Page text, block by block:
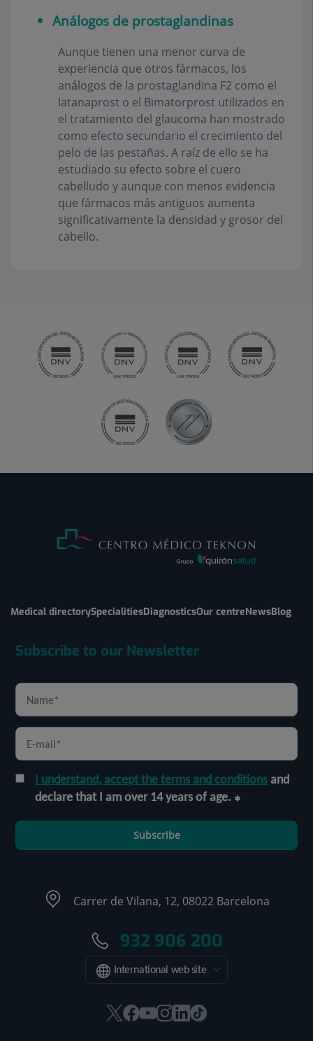
Análogos de prostaglandinas
Aunque tienen una menor curva de
experiencia que otros fármacos, los
análogos de la prostaglandina F2 como el
Iatanaprost o el Bimatorprost utilizados en
el tratamiento del glaucoma han mostrado
como efecto secundario el crecimiento del
pelo de las pestañas. A raíz de ello se ha
estudiado su efecto sobre el cuero
cabelludo y aunque con menos evidencia
que fármacos más antiguos aumenta
significativamente la densidad y grosor del
cabello.
Medical directorySpecialitiesDiagnosticsOur centreNewsBlog
Subscribe to our Newsletter
I understand, accept the terms and conditionsand
declare that I am over 14 years of age.
Subscribe
Carrer de Vilana, 12, 08022 Barcelona
932 906 200
International web site
ThisThisThisThisThisLink